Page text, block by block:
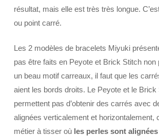
résultat, mais elle est très très longue.
ou point carré.
Les 2 modèles de bracelets Miyuki
pas être faits en Peyote et Brick Stitch non
un beau motif carreaux, il faut que les
aient les bords droits. Le Peyote et le Brick
permettent pas d’obtenir des carrés avec
alignées verticalement et horizontalement,
métier à tisser où les perles sont